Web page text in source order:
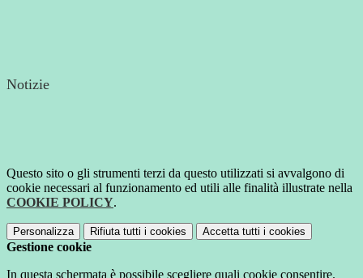
Notizie
Questo sito o gli strumenti terzi da questo utilizzati si avvalgono di
cookie necessari al funzionamento ed utili alle finalità illustrate nella
COOKIE POLICY.
Personalizza Rifiuta tutti i cookies Accetta tutti i cookies
Gestione cookie
In questa schermata è possibile scegliere quali cookie consentire.